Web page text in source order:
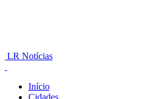
LR Notícias
Início
Cidades